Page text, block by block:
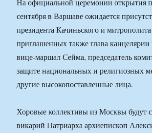
На официальной церемонии открытия
сентября в Варшаве ожидается
президента Качиньского и
приглашенных также глава канцелярии
вице-маршал Сейма, председатель
защите национальных и религиозных
другие высокопоставленные лица.
Хоровые коллективы из Москвы будут
викарий Патриарха архиепископ